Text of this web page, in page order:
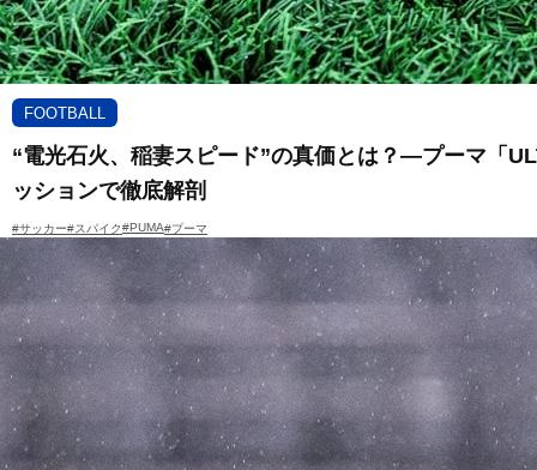
FOOTBALL
“電光石火、稲妻スピード”の真価とは？―プーマ「
ッションで徹底解剖
#サッカー#スパイク#PUMA#プーマ